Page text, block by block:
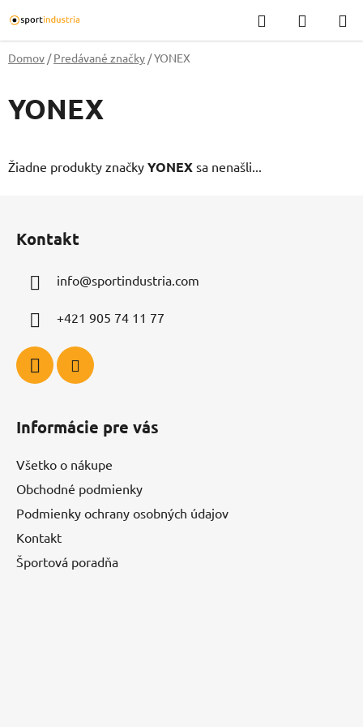
na
obsah
Hľadať
KOŠÍK
Domov / Predávané značky /YONEX
YONEX
Žiadne produkty značky YONEX sa nenašli...
Kontakt
info@sportindustria.com
+421 905 74 11 77
Informácie pre vás
Všetko o nákupe
Obchodné podmienky
Podmienky ochrany osobných údajov
Kontakt
Športová poradňa